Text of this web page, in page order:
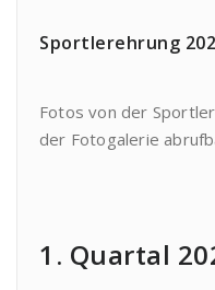
Sportlerehrung
Fotos von der
der Fotogalerie
1. Quartal